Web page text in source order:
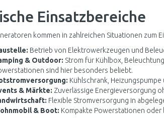
Einsatzbereiche
kommen in zahlreichen Situationen zum
Betrieb von Elektrowerkzeugen und
& Outdoor: Strom für Kühlbox,
sind hier besonders beliebt.
Kühlschrank,
& Märkte: Zuverlässige Energieversorgung
Flexible Stromversorgung in
& Boot: Kompakte Powerstationen oder